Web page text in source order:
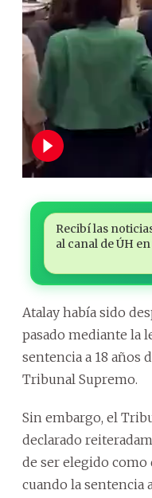
Recibí las
al canal de ÚH
Atalay había sido
pasado mediante la
sentencia a 18 años
Tribunal Supremo.
Sin embargo, el
declarado
de ser elegido como
cuando la sentencia